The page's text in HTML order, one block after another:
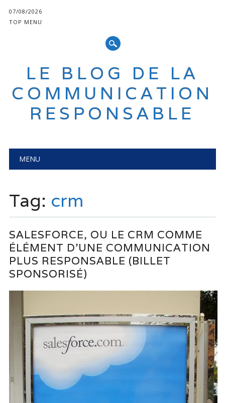
07/08/2026
TOP MENU
LE BLOG DE LA
COMMUNICATION
RESPONSABLE
Main menu
MENU
Tag: crm
SALESFORCE, OU LE CRM COMME
ÉLÉMENT D’UNE COMMUNICATION
PLUS RESPONSABLE (BILLET
SPONSORISÉ)